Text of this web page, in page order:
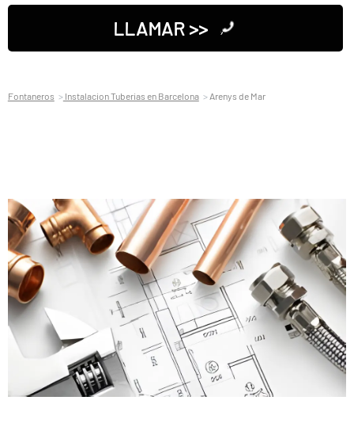
LLAMAR >>
Fontaneros Instalacion Tuberias en Barcelona Arenys de Mar